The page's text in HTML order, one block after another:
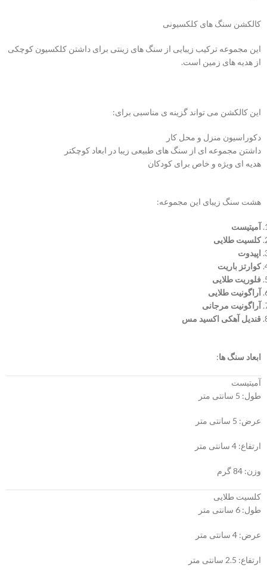
کالکشن سنگ های کلکسیونی
این مجموعه ترکیب زیبایی از سنگ های زینتی برای داشتن کلکسیون کوچکی
از هدیه های زمین است.
این کالکشن می تواند گزینه ی مناسبی برای:
دکوراسیون منزل و محل کار
داشتن مجموعه ای از سنگ های طبیعی زیبا در ابعاد کوچکتر
هدیه ای ویژه و خاص برای کودکان
هشت سنگ زیبای این مجموعه:
آمیتیست
کلسیت طلایی
اپیدوت
کوارتز باریت
فلوریت طلایی
آراگونیت طلایی
آراگونیت مرجانی
قندیل آهکی اکسید مس
ابعاد سنگ ها:
آمیتیست
طول: 5 سانتی متر
عرض: 5 سانتی متر
ارتفاع: 4 سانتی متر
وزن: 84 گرم
کلسیت طلایی
طول: 6 سانتی متر
عرض: 4 سانتی متر
ارتفاع: 2.5 سانتی متر